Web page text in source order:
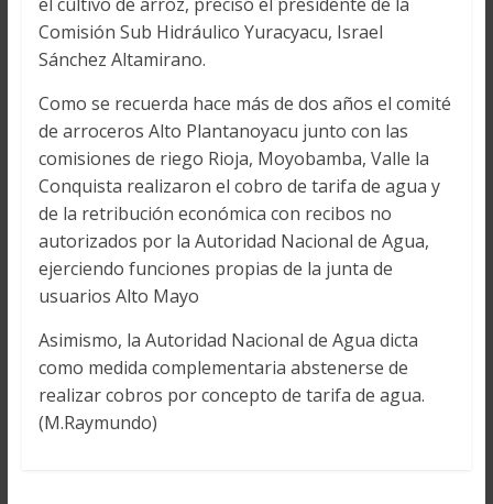
Comisión Sub Hidráulico Yuracyacu, Israel
Sánchez Altamirano.
Como se recuerda hace más de dos años el comité
de arroceros Alto Plantanoyacu junto con las
comisiones de riego Rioja, Moyobamba, Valle la
Conquista realizaron el cobro de tarifa de agua y
de la retribución económica con recibos no
autorizados por la Autoridad Nacional de Agua,
ejerciendo funciones propias de la junta de
usuarios Alto Mayo
Asimismo, la Autoridad Nacional de Agua dicta
como medida complementaria abstenerse de
realizar cobros por concepto de tarifa de agua.
(M.Raymundo)